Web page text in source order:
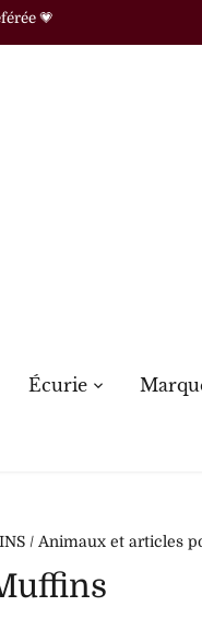
💗
Écurie
/ Animaux et articles